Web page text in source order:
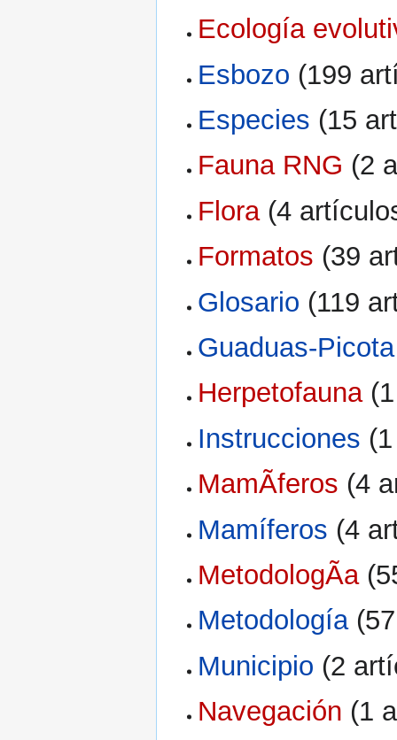
Ecología
Esbozo (199
Especies (15
Fauna RNG
(2
Flora (4
Formatos (39
Glosario (119
Guaduas-Picota
Herpetofauna
Instrucciones
MamÃ­feros (4
Mamíferos (4
MetodologÃ­a
Metodología
Municipio (2
Navegación (1